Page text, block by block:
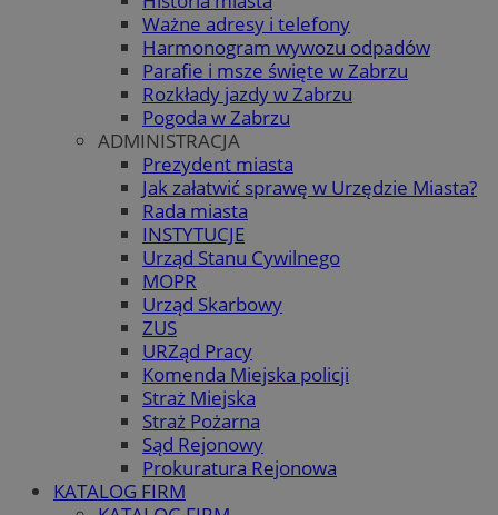
Ważne adresy i telefony
Harmonogram wywozu odpadów
Parafie i msze święte w Zabrzu
Rozkłady jazdy w Zabrzu
Pogoda w Zabrzu
ADMINISTRACJA
Prezydent miasta
Jak załatwić sprawę w Urzędzie Miasta?
Rada miasta
INSTYTUCJE
Urząd Stanu Cywilnego
MOPR
Urząd Skarbowy
ZUS
URZąd Pracy
Komenda Miejska policji
Straż Miejska
Straż Pożarna
Sąd Rejonowy
Prokuratura Rejonowa
KATALOG FIRM